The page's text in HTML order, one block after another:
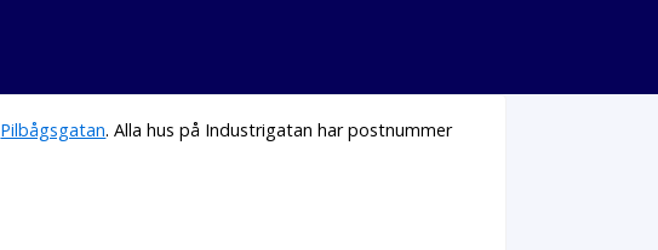
Pilbågsgatan. Alla hus på Industrigatan har postnummer